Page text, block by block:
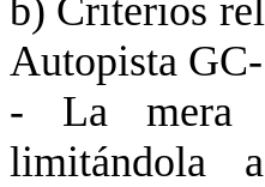
b) Criterios
Autopista
- La mera
limitándola